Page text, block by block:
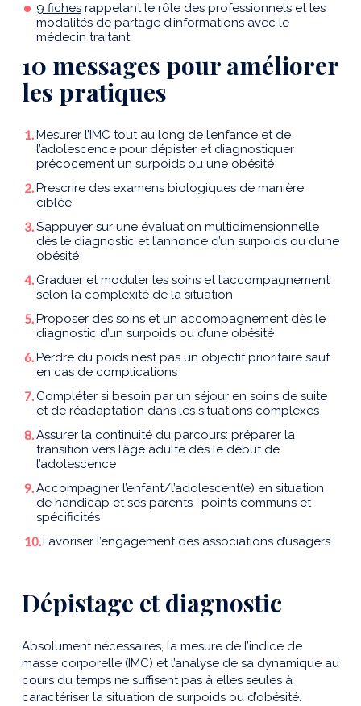
9 fiches rappelant le rôle des professionnels et les
modalités de partage d’informations avec le
médecin traitant
10 messages pour améliorer
les pratiques
Mesurer l’IMC tout au long de l’enfance et de
l’adolescence pour dépister et diagnostiquer
précocement un surpoids ou une obésité
Prescrire des examens biologiques de manière
ciblée
S’appuyer sur une évaluation multidimensionnelle
dès le diagnostic et l’annonce d’un surpoids ou d’une
obésité
Graduer et moduler les soins et l’accompagnement
selon la complexité de la situation
Proposer des soins et un accompagnement dès le
diagnostic d’un surpoids ou d’une obésité
Perdre du poids n’est pas un objectif prioritaire sauf
en cas de complications
Compléter si besoin par un séjour en soins de suite
et de réadaptation dans les situations complexes
Assurer la continuité du parcours: préparer la
transition vers l’âge adulte dès le début de
l’adolescence
Accompagner l’enfant/l’adolescent(e) en situation
de handicap et ses parents : points communs et
spécificités
Favoriser l’engagement des associations d’usagers
Dépistage et diagnostic
Absolument nécessaires, la mesure de l’indice de
masse corporelle (IMC) et l’analyse de sa dynamique au
cours du temps ne suffisent pas à elles seules à
caractériser la situation de surpoids ou d’obésité.